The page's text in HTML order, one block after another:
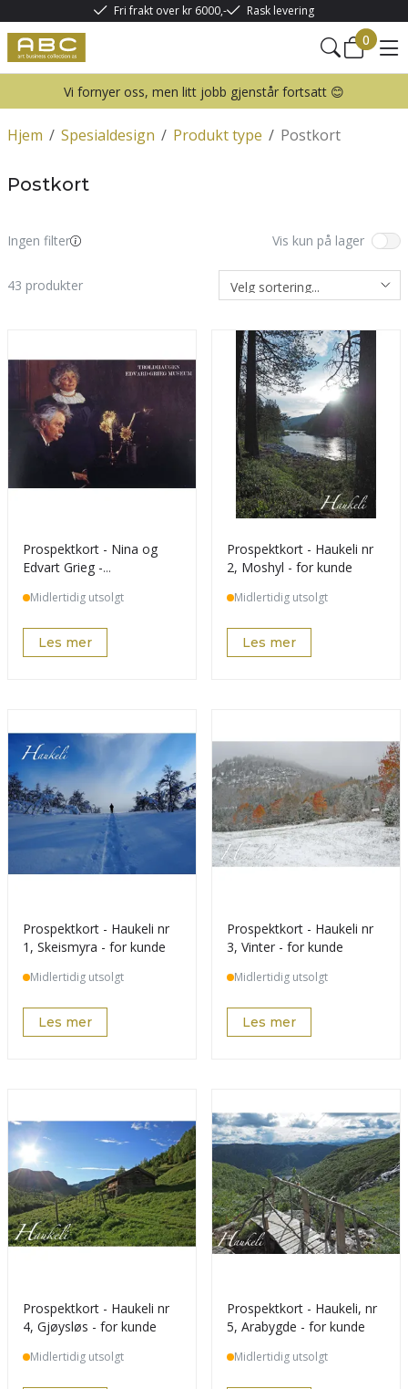
Fri frakt over kr 6000,- Rask levering
0
Vi fornyer oss, men litt jobb gjenstår fortsatt 😊
/
Hjem /
Spesialdesign /
Produkt type Postkort
Postkort
Ingen filter Vis kun på lager
43 produkter
Prospektkort - Nina og
Edvart Grieg -
Midlertidig utsolgt
Les mer
Prospektkort - Haukeli nr
2, Moshyl - for kunde
Midlertidig utsolgt
Les mer
Prospektkort - Haukeli nr
1, Skeismyra - for kunde
Midlertidig utsolgt
Les mer
Prospektkort - Haukeli nr
3, Vinter - for kunde
Midlertidig utsolgt
Les mer
Prospektkort - Haukeli nr
4, Gjøysløs - for kunde
Midlertidig utsolgt
Prospektkort - Haukeli, nr
5, Arabygde - for kunde
Midlertidig utsolgt